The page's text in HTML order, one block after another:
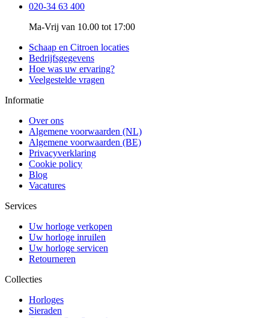
020-34 63 400
Ma-Vrij van 10.00 tot 17:00
Schaap en Citroen locaties
Bedrijfsgegevens
Hoe was uw ervaring?
Veelgestelde vragen
Informatie
Over ons
Algemene voorwaarden (NL)
Algemene voorwaarden (BE)
Privacyverklaring
Cookie policy
Blog
Vacatures
Services
Uw horloge verkopen
Uw horloge inruilen
Uw horloge servicen
Retourneren
Collecties
Horloges
Sieraden